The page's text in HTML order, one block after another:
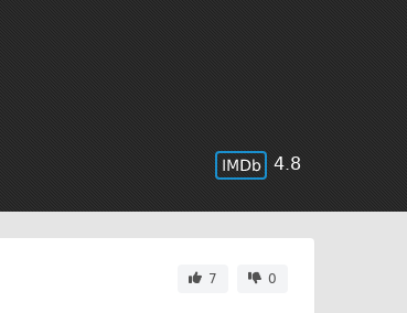
4.8
7
0